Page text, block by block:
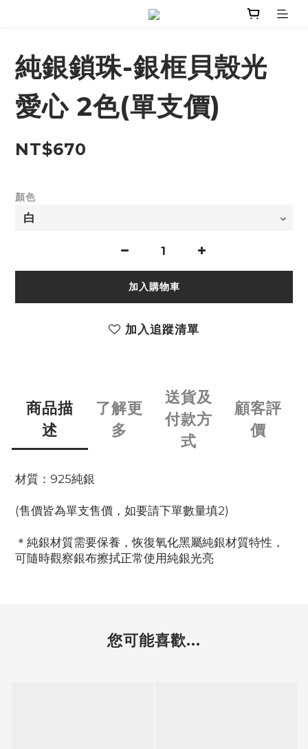
純銀鎖珠-銀框貝殼光
愛心 2色(單支價)
NT$670
顏色
加入購物車
加入追蹤清單
商品描
述
了解更
多
送貨及
付款方
式
顧客評
價
材質：925純銀
(售價皆為單支售價，如要請下單數量填2)
＊純銀材質需要保養，恢復氧化黑屬純銀材質特性，
可隨時觀察銀布擦拭正常使用純銀光亮
您可能喜歡...